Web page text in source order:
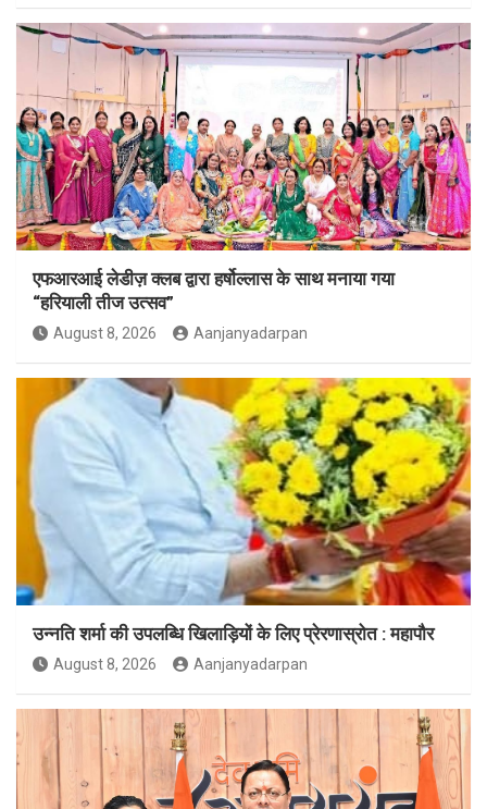
एफआरआई लेडीज़ क्लब द्वारा हर्षोल्लास के साथ मनाया गया
“हरियाली तीज उत्सव”
August 8, 2026 Aanjanyadarpan
उन्नति शर्मा की उपलब्धि खिलाड़ियों के लिए प्रेरणास्रोत : महापौर
August 8, 2026 Aanjanyadarpan